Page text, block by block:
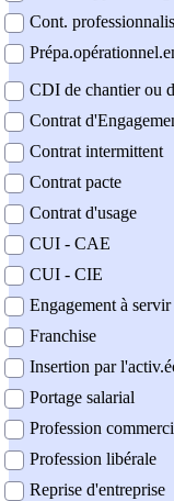
Cont.
CDI de chantier ou
Contrat
Contrat intermittent
Contrat pacte
Contrat d'usage
CUI - CAE
CUI - CIE
Engagement à
Franchise
Insertion par
Portage salarial
Profession
Profession libérale
Reprise d'entreprise